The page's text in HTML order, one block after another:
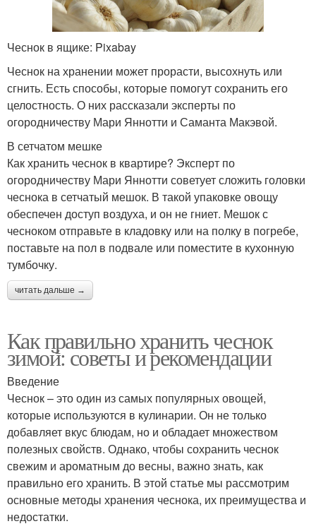
Чеснок в ящике: Pixabay
Чеснок на хранении может прорасти, высохнуть или
сгнить. Есть способы, которые помогут сохранить его
целостность. О них рассказали эксперты по
огородничеству Мари Яннотти и Саманта Макэвой.
В сетчатом мешке
Как хранить чеснок в квартире? Эксперт по
огородничеству Мари Яннотти советует сложить головки
чеснока в сетчатый мешок. В такой упаковке овощу
обеспечен доступ воздуха, и он не гниет. Мешок с
чесноком отправьте в кладовку или на полку в погребе,
поставьте на пол в подвале или поместите в кухонную
тумбочку.
читать дальше →
Как правильно хранить чеснок
зимой: советы и рекомендации
Введение
Чеснок – это один из самых популярных овощей,
которые используются в кулинарии. Он не только
добавляет вкус блюдам, но и обладает множеством
полезных свойств. Однако, чтобы сохранить чеснок
свежим и ароматным до весны, важно знать, как
правильно его хранить. В этой статье мы рассмотрим
основные методы хранения чеснока, их преимущества и
недостатки.